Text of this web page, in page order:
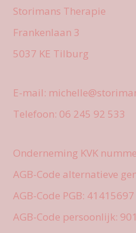
Storimans Therapie
Frankenlaan 3
5037 KE Tilburg
E-mail:
Telefoon: 06 245 92 533
Onderneming KVK
AGB-Code alternatieve
AGB-Code PGB: 41415697
AGB-Code persoonlijk: